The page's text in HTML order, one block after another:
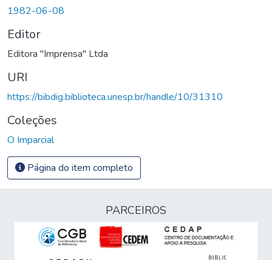
1982-06-08
Editor
Editora "Imprensa" Ltda
URI
https://bibdig.biblioteca.unesp.br/handle/10/31310
Coleções
O Imparcial
Página do item completo
PARCEIROS